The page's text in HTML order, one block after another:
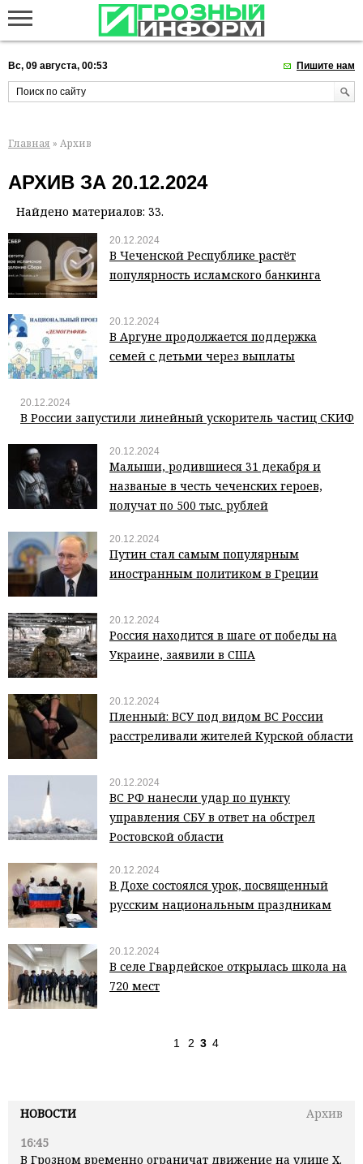
Вс, 09 августа, 00:53 Пишите нам
НОВОСТИ
Архив
16:45
В Грозном временно ограничат движение на улице Х.
Главная » Архив
АРХИВ ЗА 20.12.2024
Найдено материалов: 33.
20.12.2024
В Чеченской Республике растёт
популярность исламского банкинга
20.12.2024
В Аргуне продолжается поддержка
семей с детьми через выплаты
20.12.2024
В России запустили линейный ускоритель частиц СКИФ
20.12.2024
Малыши, родившиеся 31 декабря и
названые в честь чеченских героев,
получат по 500 тыс. рублей
20.12.2024
Путин стал самым популярным
иностранным политиком в Греции
20.12.2024
Россия находится в шаге от победы на
Украине, заявили в США
20.12.2024
Пленный: ВСУ под видом ВС России
расстреливали жителей Курской области
20.12.2024
ВС РФ нанесли удар по пункту
управления СБУ в ответ на обстрел
Ростовской области
20.12.2024
В Дохе состоялся урок, посвященный
русским национальным праздникам
20.12.2024
В селе Гвардейское открылась школа на
720 мест
1 2 3 4